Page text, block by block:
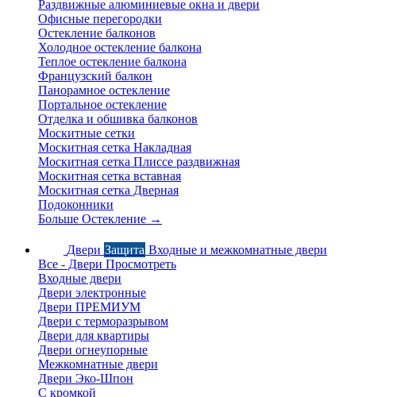
Раздвижные алюминиевые окна и двери
Офисные перегородки
Остекление балконов
Холодное остекление балкона
Теплое остекление балкона
Французский балкон
Панорамное остекление
Портальное остекление
Отделка и обшивка балконов
Москитные сетки
Москитная сетка Накладная
Москитная сетка Плиссе раздвижная
Москитная сетка вставная
Москитная сетка Дверная
Подоконники
Больше Остекление →
Двери Защита Входные и межкомнатные двери
Все - Двери Просмотреть
Входные двери
Двери электронные
Двери ПРЕМИУМ
Двери с терморазрывом
Двери для квартиры
Двери огнеупорные
Межкомнатные двери
Двери Эко-Шпон
С кромкой